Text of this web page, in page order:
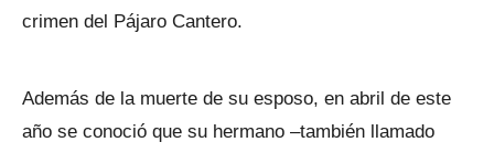
crimen del Pájaro Cantero.
Además de la muerte de su esposo, en abril de este
año se conoció que su hermano –también llamado